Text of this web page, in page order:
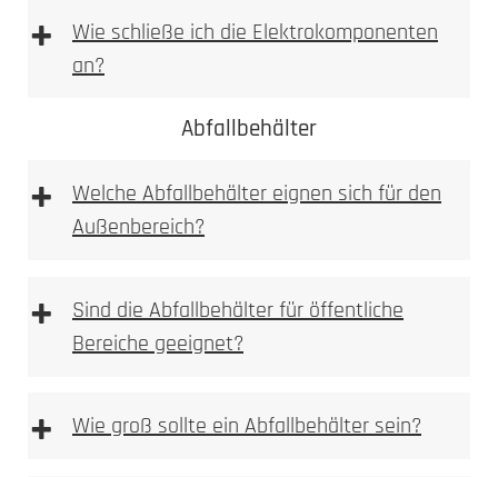
1. Prüfen
+
Wie schließe ich die Elektrokomponenten
an?
Wir empfehlen die Elektroinstallation aber immer
durch einen Elektroinstallateur vornehmen zu
lassen. Bitte beachten Sie bei Wallboxen,
vom Hersteller beigelegte Betriebsanleitung!
Kamera, Sprechstellen oder Wallboxvorbereitung
Abfallbehälter
+
Welche Abfallbehälter eignen sich für den
Außenbereich?
+
Sind die Abfallbehälter für öffentliche
Bereiche geeignet?
+ Wie groß sollte ein Abfallbehälter sein?